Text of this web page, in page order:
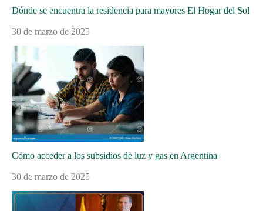
Dónde se encuentra la residencia para mayores El Hogar del Sol
30 de marzo de 2025
Cómo acceder a los subsidios de luz y gas en Argentina
30 de marzo de 2025